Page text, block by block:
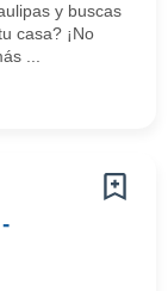
y buscas
casa? ¡No
...